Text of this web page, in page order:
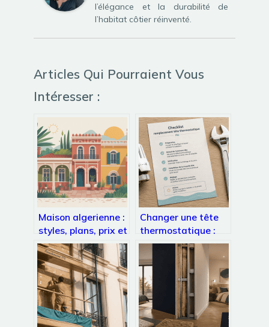
l’élégance et la durabilité de
l’habitat côtier réinventé.
Articles Qui Pourraient Vous
Intéresser :
Maison algerienne :
styles, plans, prix et
inspirations pour
votre projet
Changer une tête
thermostatique :
méthode, outils et
erreurs à éviter
pour réussir